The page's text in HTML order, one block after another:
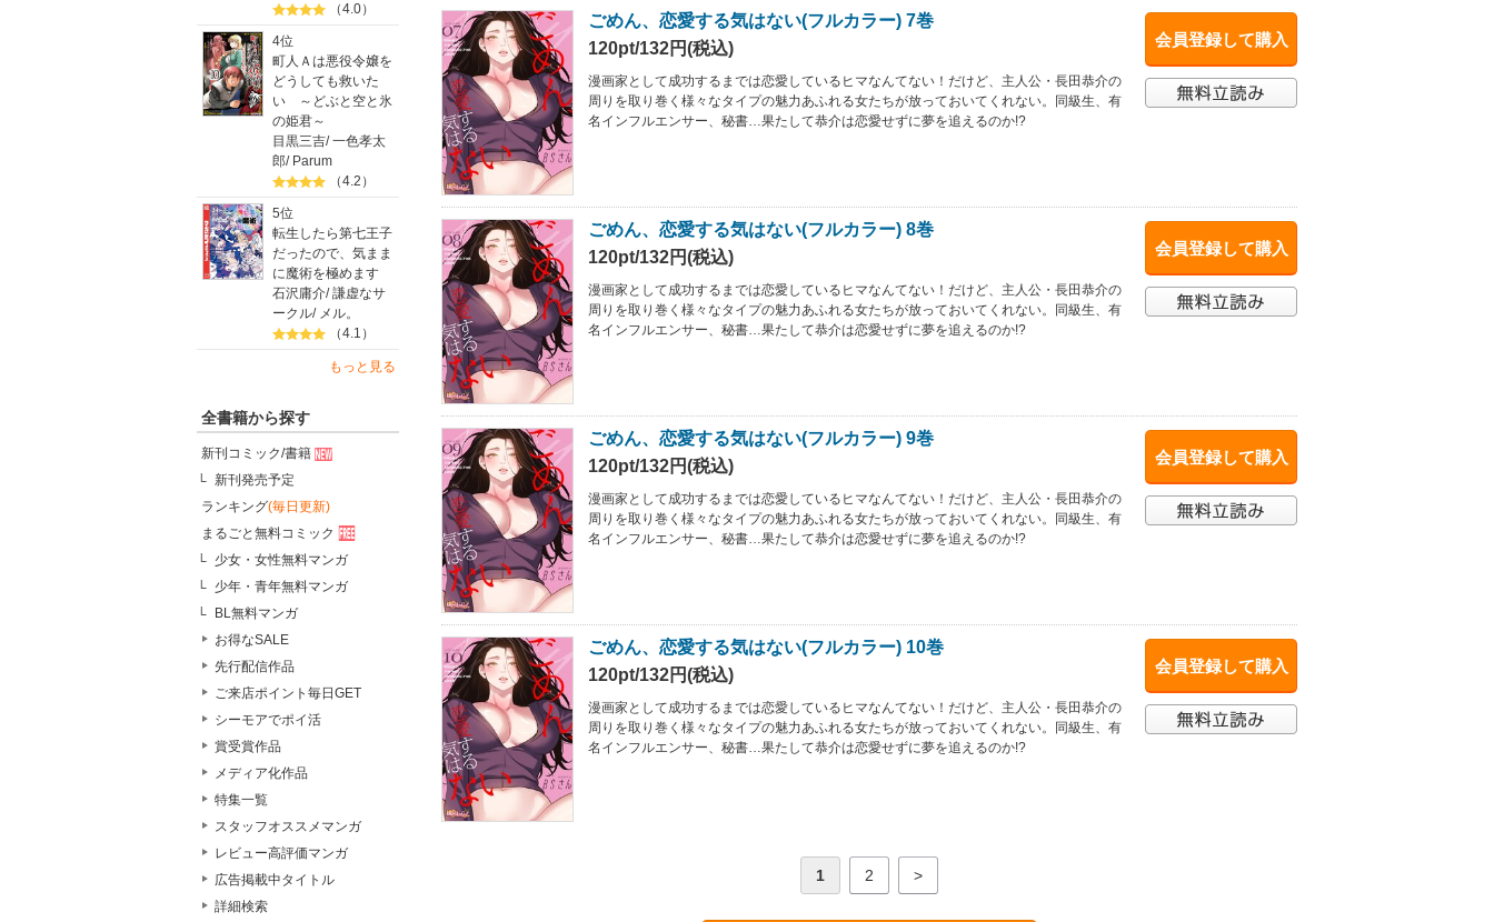
（4.0）
4位
町人Ａは悪役令嬢を
どうしても救いた
い ～どぶと空と氷
の姫君～
目黒三吉/一色孝太
郎/ Parum
（4.2）
5位
転生したら第七王子
だったので、気まま
に魔術を極めます
石沢庸介/謙虚なサ
ークル/ メル。
（4.1）
もっと見る
全書籍から探す
新刊コミック/書籍
新刊発売予定
ランキング(毎日更新)
まるごと無料コミック
少女・女性無料マンガ
少年・青年無料マンガ
BL無料マンガ
お得なSALE
先行配信作品
ご来店ポイント毎日GET
シーモアでポイ活
賞受賞作品
メディア化作品
特集一覧
スタッフオススメマンガ
レビュー高評価マンガ
広告掲載中タイトル
詳細検索
会員登録して購入
ごめん、恋愛する気はない(フルカラー) 7巻
120pt/132円(税込)
漫画家として成功するまでは恋愛しているヒマなんてない！だけど、主人公・長田恭介の
周りを取り巻く様々なタイプの魅力あふれる女たちが放っておいてくれない。同級生、有
名インフルエンサー、秘書…果たして恭介は恋愛せずに夢を追えるのか!?
会員登録して購入
ごめん、恋愛する気はない(フルカラー) 8巻
120pt/132円(税込)
漫画家として成功するまでは恋愛しているヒマなんてない！だけど、主人公・長田恭介の
周りを取り巻く様々なタイプの魅力あふれる女たちが放っておいてくれない。同級生、有
名インフルエンサー、秘書…果たして恭介は恋愛せずに夢を追えるのか!?
会員登録して購入
ごめん、恋愛する気はない(フルカラー) 9巻
120pt/132円(税込)
漫画家として成功するまでは恋愛しているヒマなんてない！だけど、主人公・長田恭介の
周りを取り巻く様々なタイプの魅力あふれる女たちが放っておいてくれない。同級生、有
名インフルエンサー、秘書…果たして恭介は恋愛せずに夢を追えるのか!?
会員登録して購入
ごめん、恋愛する気はない(フルカラー) 10巻
120pt/132円(税込)
漫画家として成功するまでは恋愛しているヒマなんてない！だけど、主人公・長田恭介の
周りを取り巻く様々なタイプの魅力あふれる女たちが放っておいてくれない。同級生、有
名インフルエンサー、秘書…果たして恭介は恋愛せずに夢を追えるのか!?
1 2 >